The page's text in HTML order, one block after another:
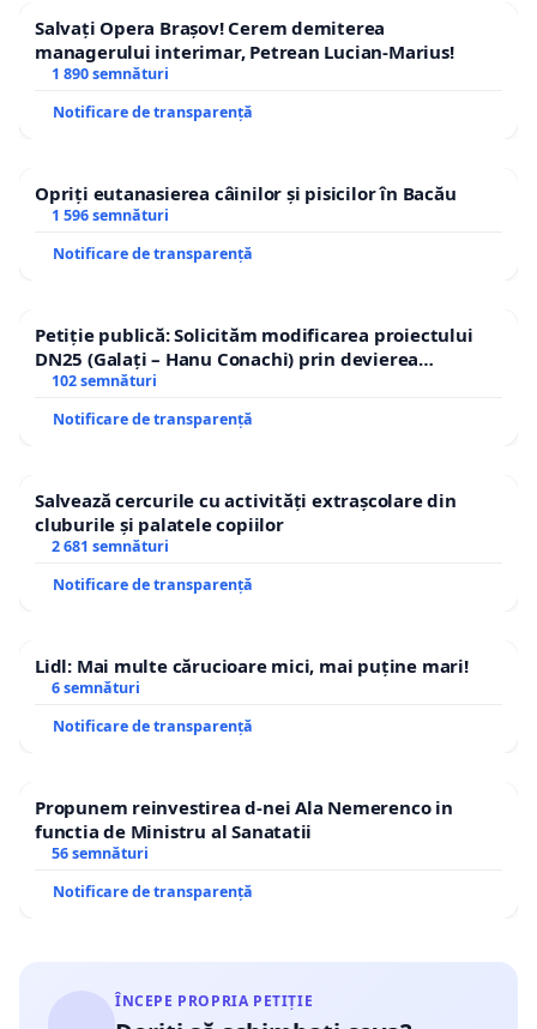
Salvați Opera Brașov! Cerem demiterea
managerului interimar, Petrean Lucian-Marius!
1 890 semnături
Notificare de transparență
Opriți eutanasierea câinilor și pisicilor în Bacău
1 596 semnături
Notificare de transparență
Petiție publică: Solicităm modificarea proiectului
DN25 (Galați – Hanu Conachi) prin devierea
traseului în afara localităților!
102 semnături
Notificare de transparență
Salvează cercurile cu activități extrașcolare din
cluburile și palatele copiilor
2 681 semnături
Notificare de transparență
Lidl: Mai multe cărucioare mici, mai puține mari!
6 semnături
Notificare de transparență
Propunem reinvestirea d-nei Ala Nemerenco in
functia de Ministru al Sanatatii
56 semnături
Notificare de transparență
ÎNCEPE PROPRIA PETIȚIE